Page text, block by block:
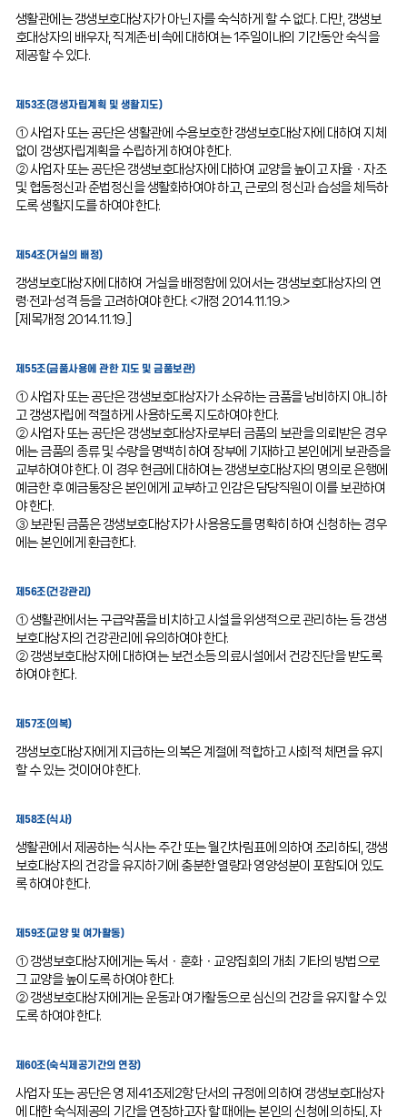
생활관에는 갱생보호대상자가 아닌 자를 숙식하게 할 수 없다. 다만, 갱생보
호대상자의 배우자, 직계존·비속에 대하여는 1주일이내의 기간동안 숙식을
제공할 수 있다.
제53조(갱생자립계획 및 생활지도)
① 사업자 또는 공단은 생활관에 수용보호한 갱생보호대상자에 대하여 지체
없이 갱생자립계획을 수립하게 하여야 한다.
② 사업자 또는 공단은 갱생보호대상자에 대하여 교양을 높이고 자율ㆍ자조
및 협동정신과 준법정신을 생활화하여야 하고, 근로의 정신과 습성을 체득하
도록 생활지도를 하여야 한다.
제54조(거실의 배정)
갱생보호대상자에 대하여 거실을 배정함에 있어서는 갱생보호대상자의 연
령·전과·성격 등을 고려하여야 한다. <개정 2014.11.19.>
[제목개정 2014.11.19.]
제55조(금품사용에 관한 지도 및 금품보관)
① 사업자 또는 공단은 갱생보호대상자가 소유하는 금품을 낭비하지 아니하
고 갱생자립에 적절하게 사용하도록 지도하여야 한다.
② 사업자 또는 공단은 갱생보호대상자로부터 금품의 보관을 의뢰받은 경우
에는 금품의 종류 및 수량을 명백히 하여 장부에 기재하고 본인에게 보관증을
교부하여야 한다. 이 경우 현금에 대하여는 갱생보호대상자의 명의로 은행에
예금한 후 예금통장은 본인에게 교부하고 인감은 담당직원이 이를 보관하여
야 한다.
③ 보관된 금품은 갱생보호대상자가 사용용도를 명확히 하여 신청하는 경우
에는 본인에게 환급한다.
제56조(건강관리)
① 생활관에서는 구급약품을 비치하고 시설을 위생적으로 관리하는 등 갱생
보호대상자의 건강관리에 유의하여야 한다.
② 갱생보호대상자에 대하여는 보건소등 의료시설에서 건강진단을 받도록
하여야 한다.
제57조(의복)
갱생보호대상자에게 지급하는 의복은 계절에 적합하고 사회적 체면을 유지
할 수 있는 것이어야 한다.
제58조(식사)
생활관에서 제공하는 식사는 주간 또는 월간차림표에 의하여 조리하되, 갱생
보호대상자의 건강을 유지하기에 충분한 열량과 영양성분이 포함되어 있도
록 하여야 한다.
제59조(교양 및 여가활동)
① 갱생보호대상자에게는 독서ㆍ훈화ㆍ교양집회의 개최 기타의 방법으로
그 교양을 높이도록 하여야 한다.
② 갱생보호대상자에게는 운동과 여가활동으로 심신의 건강을 유지할 수 있
도록 하여야 한다.
제60조(숙식제공기간의 연장)
사업자 또는 공단은 영 제41조제2항 단서의 규정에 의하여 갱생보호대상자
에 대한 숙식제공의 기간을 연장하고자 할 때에는 본인의 신청에 의하되, 자